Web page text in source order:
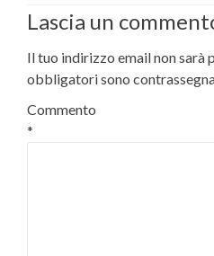
Lascia un
Il tuo indirizzo email non sarà
obbligatori sono
Commento
*